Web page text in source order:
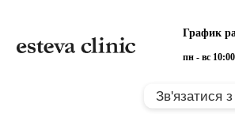
График
пн - вс
Связаться с